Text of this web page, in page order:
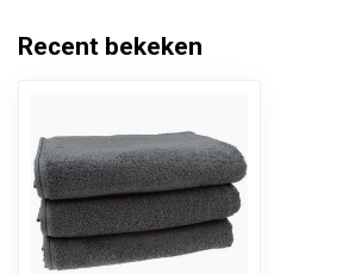
Recent bekeken